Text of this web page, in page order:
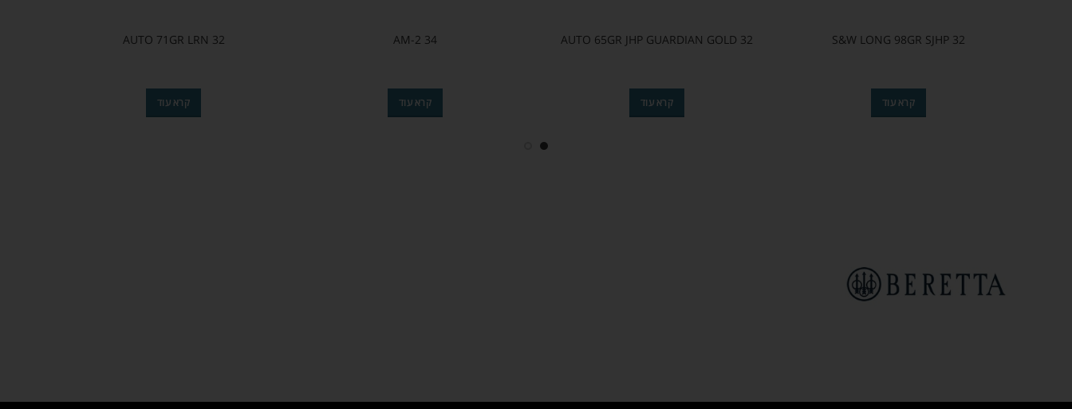
32 S&W LONG 98GR SJHP
קרא עוד
32 AUTO 65GR JHP GUARDIAN GOLD
קרא עוד
AM-2 34
קרא עוד
32 AUTO 71GR LRN
קרא עוד